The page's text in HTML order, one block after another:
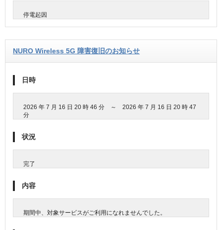
停電起因
NURO Wireless 5G 障害復旧のお知らせ
日時
2026 年 7 月 16 日 20 時 46 分 ～ 2026 年 7 月 16 日 20 時 47
分
状況
完了
内容
期間中、対象サービスがご利用になれませんでした。